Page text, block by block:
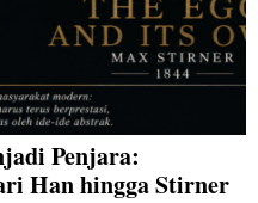
Penjara:
Han hingga Stirner